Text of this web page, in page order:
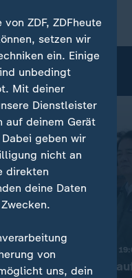
Nachrichten | heute
Taiwan rüstet
ZDF, ZDFheute
setzen wir
ein. Einige
unbedingt
Mit deiner
Dienstleister
auf deinem Gerät
geben wir
nicht an
direkten
deine Daten
von
uns, dein